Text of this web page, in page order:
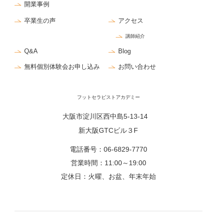
開業事例
卒業生の声 アクセス
講師紹介
Q&A Blog
無料個別体験会お申し込み お問い合わせ
フットセラピストアカデミー
大阪市淀川区西中島5-13-14
新大阪GTCビル３F
電話番号： 06-6829-7770
営業時間：11:00～19:00
定休日：火曜、お盆、年末年始